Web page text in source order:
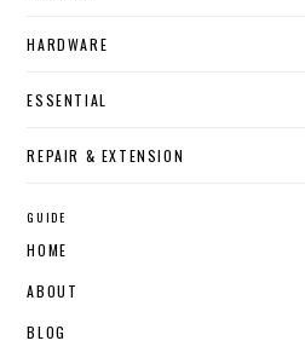
HARDWARE
ESSENTIAL
REPAIR & EXTENSION
GUIDE
HOME
ABOUT
BLOG